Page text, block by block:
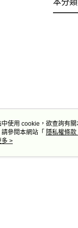
中使用 cookie，欲查詢有
參閱本網站「 隱私權條款
。
多 >